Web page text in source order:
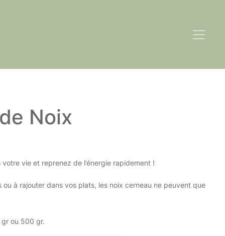
Noix
vie et reprenez de l’énergie rapidement !
à rajouter dans vos plats, les noix cerneau ne peuvent que
ou 500 gr.